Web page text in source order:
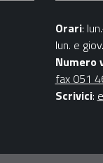
Orari:
lun. e
Numero
fax 051
Scrivici: